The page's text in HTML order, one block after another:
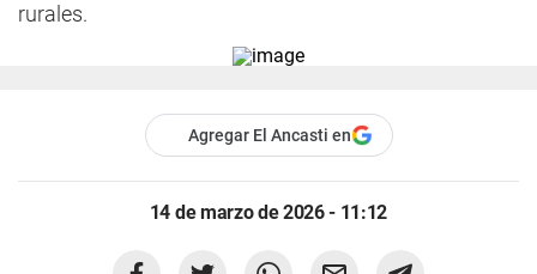
rurales.
Agregar El Ancasti en
14 de marzo de 2026 - 11:12